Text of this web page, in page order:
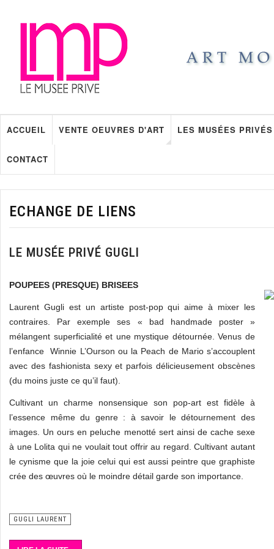
ACCUEIL VENTE OEUVRES D'ART LES MUSÉES PRIVÉS
CONTACT
ECHANGE DE LIENS
LE MUSÉE PRIVÉ GUGLI
POUPEES (PRESQUE) BRISEES
Laurent Gugli est un artiste post-pop qui aime à mixer les
contraires. Par exemple ses « bad handmade poster »
mélangent superficialité et une mystique détournée. Venus de
l’enfance Winnie L’Ourson ou la Peach de Mario s’accouplent
avec des fashionista sexy et parfois délicieusement obscènes
(du moins juste ce qu’il faut).
Cultivant un charme nonsensique son pop-art est fidèle à
l’essence même du genre : à savoir le détournement des
images. Un ours en peluche menotté sert ainsi de cache sexe
à une Lolita qui ne voulait tout offrir au regard. Cultivant autant
le cynisme que la joie celui qui est aussi peintre que graphiste
crée des œuvres où le moindre détail garde son importance.
GUGLI LAURENT